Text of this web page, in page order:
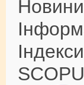
Новини